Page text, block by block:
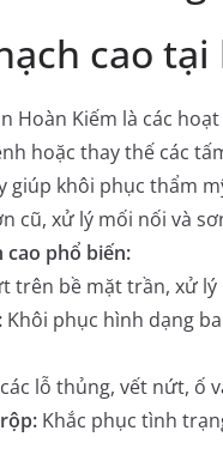
cao tại
Hoàn Kiếm là các
hoặc thay thế các
khôi phục thẩm
cũ, xử lý mối nối và
cao phổ biến:
trên bề mặt trần, xử
Khôi phục hình dạng
lỗ thủng, vết nứt, ố
Khắc phục tình